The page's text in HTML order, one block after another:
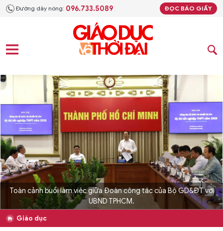
Đường dây nóng: 096.733.5089 ĐỌC BÁO GIẤY
Toàn cảnh buổi làm việc giữa Đoàn công tác của Bộ GD&ĐT với
UBND TPHCM.
Giáo dục